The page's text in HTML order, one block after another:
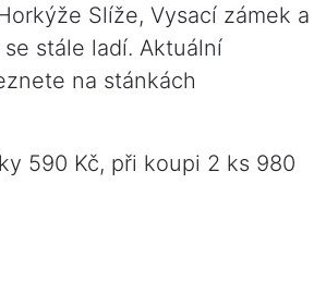
Slíže, Vysací zámek a
se stále ladí. Aktuální
na stánkách
590 Kč, při koupi 2 ks 980